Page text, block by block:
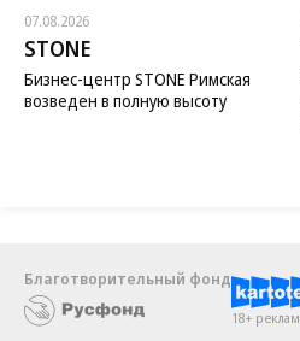
07.08.2026
STONE
Бизнес-центр STONE Римская
возведен в полную высоту
Благотворительный фонд
18+